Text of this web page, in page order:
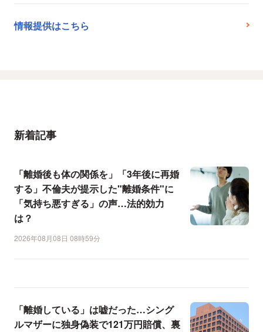
情報提供はこちら
新着記事
「離婚後も体の関係を」「3年後に再婚
する」不倫夫が提示した"離婚条件"に
「気持ち悪すぎる」の声…法的効力
は？
2026年08月08日 08時59分
「離婚している」は嘘だった…シング
ルマザーに独身偽装で121万円賠償、裏